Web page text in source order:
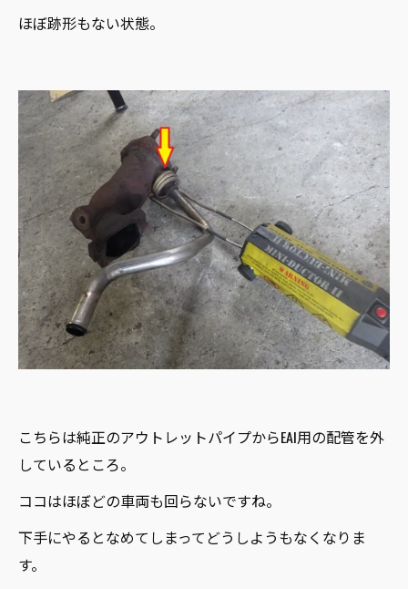
ほぼ跡形もない状態。
こちらは純正のアウトレットパイプからEAI用の配管を外
しているところ。
ココはほぼどの車両も回らないですね。
下手にやるとなめてしまってどうしようもなくなりま
す。